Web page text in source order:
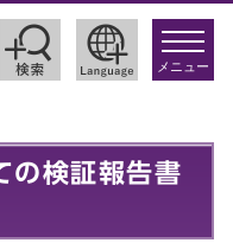
toggle
メニュー
の検証報告書